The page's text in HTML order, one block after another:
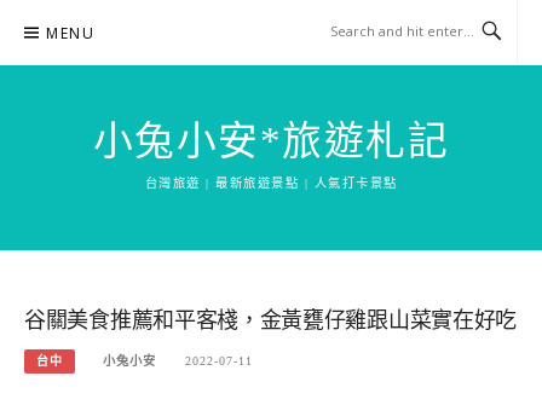
content
MENU
小兔小安*旅遊札記
台灣旅遊 | 最新旅遊景點 | 人氣打卡景點
谷關美食推薦和平客棧，金黃甕仔雞跟山菜實在好吃
台中 小兔小安 2022-07-11